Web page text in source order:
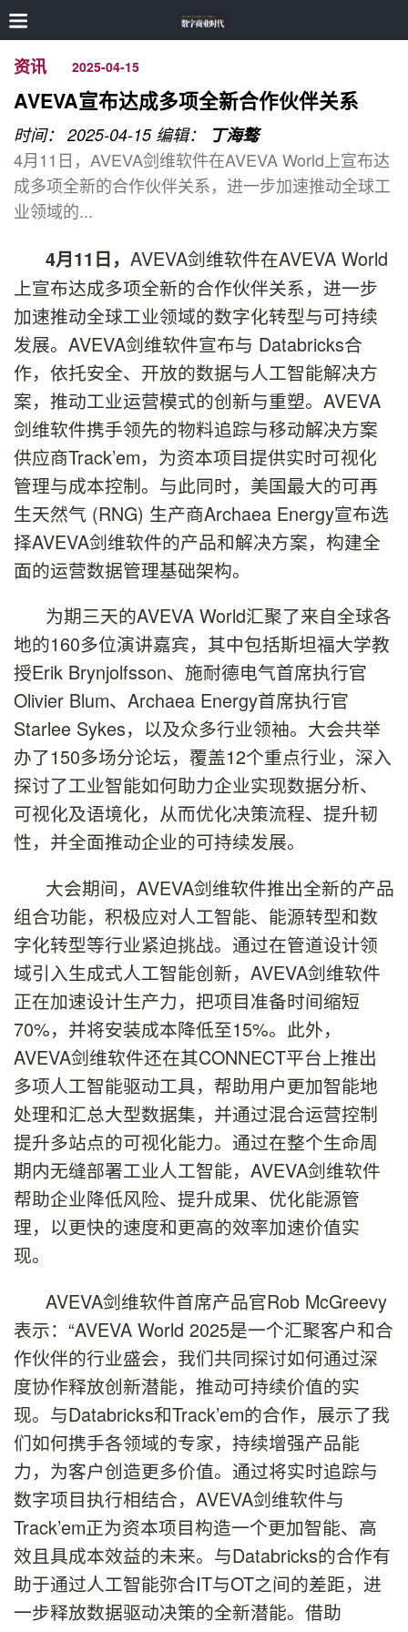
资讯 2025-04-15
AVEVA宣布达成多项全新合作伙伴关系
时间： 2025-04-15 编辑：
丁海骜
4月11日，AVEVA剑维软件在AVEVA World上宣布达
成多项全新的合作伙伴关系，进一步加速推动全球工
业领域的...
4月11 日， AVEVA剑维软件在AVEVA World
上宣布达成多项全新的合作伙伴关系，进一步
加速推动全球工业领域的数字化转型与可持续
发展。AVEVA剑维软件宣布与 Databricks合
作，依托安全、开放的数据与人工智能解决方
案，推动工业运营模式的创新与重塑。AVEVA
剑维软件携手领先的物料追踪与移动解决方案
供应商Track’em，为资本项目提供实时可视化
管理与成本控制。与此同时，美国最大的可再
生天然气 (RNG) 生产商Archaea Energy宣布选
择AVEVA剑维软件的产品和解决方案，构建全
面的运营数据管理基础架构。
为期三天的AVEVA World汇聚了来自全球各
地的160多位演讲嘉宾，其中包括斯坦福大学教
授Erik Brynjolfsson、施耐德电气首席执行官
Olivier Blum、Archaea Energy首席执行官
Starlee Sykes，以及众多行业领袖。大会共举
办了150多场分论坛，覆盖12个重点行业，深入
探讨了工业智能如何助力企业实现数据分析、
可视化及语境化，从而优化决策流程、提升韧
性，并全面推动企业的可持续发展。
大会期间，AVEVA剑维软件推出全新的产品
组合功能，积极应对人工智能、能源转型和数
字化转型等行业紧迫挑战。通过在管道设计领
域引入生成式人工智能创新，AVEVA剑维软件
正在加速设计生产力，把项目准备时间缩短
70%，并将安装成本降低至15%。此外，
AVEVA剑维软件还在其CONNECT平台上推出
多项人工智能驱动工具，帮助用户更加智能地
处理和汇总大型数据集，并通过混合运营控制
提升多站点的可视化能力。通过在整个生命周
期内无缝部署工业人工智能，AVEVA剑维软件
帮助企业降低风险、提升成果、优化能源管
理，以更快的速度和更高的效率加速价值实
现。
AVEVA剑维软件首席产品官Rob McGreevy
表示：“AVEVA World 2025是一个汇聚客户和合
作伙伴的行业盛会，我们共同探讨如何通过深
度协作释放创新潜能，推动可持续价值的实
现。与Databricks和Track’em的合作，展示了我
们如何携手各领域的专家，持续增强产品能
力，为客户创造更多价值。通过将实时追踪与
数字项目执行相结合，AVEVA剑维软件与
Track’em正为资本项目构造一个更加智能、高
效且具成本效益的未来。与Databricks的合作有
助于通过人工智能弥合IT与OT之间的差距，进
一步释放数据驱动决策的全新潜能。借助